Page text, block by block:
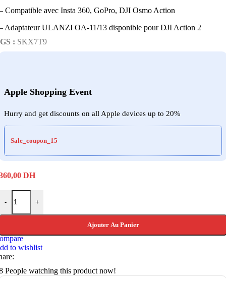
Compatible avec Insta 360, GoPro, DJI Osmo Action
Adaptateur ULANZI OA-11/13 disponible pour DJI Action 2
: SKX7T9
Apple Shopping Event
Hurry and get discounts on all Apple devices up to 20%
Sale_coupon_15
DH
-
de ULANZI M-58 SELFIE STICK ( 120 CM )
+
Ajouter Au Panier
to wishlist
People watching this product now!